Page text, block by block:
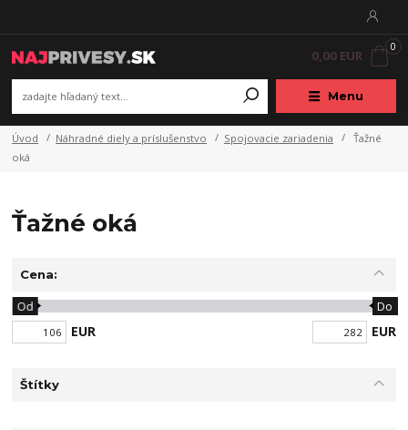
Menu
0
0,00 EUR
Úvod Náhradné diely a príslušenstvo Spojovacie zariadenia
Ťažné
oká
Ťažné oká
Cena:
EUR
Od Do
EUR
Štítky